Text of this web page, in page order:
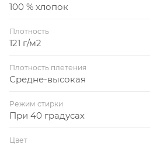
100 % хлопок
Плотность
121 г/м2
Плотность плетения
Средне-высокая
Режим стирки
При 40 градусах
Цвет